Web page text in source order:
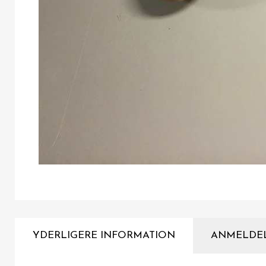
YDERLIGERE INFORMATION